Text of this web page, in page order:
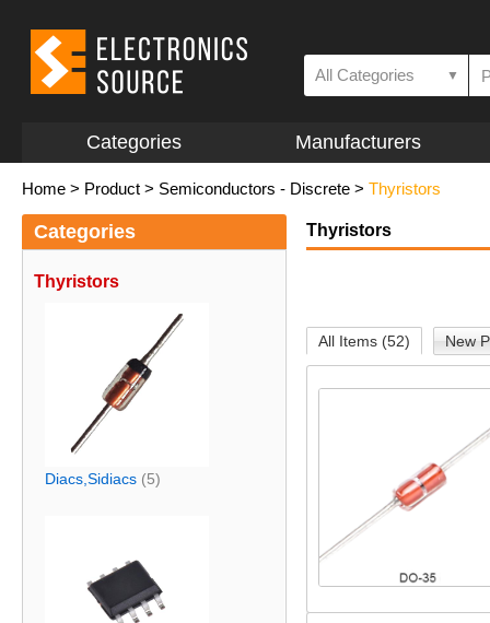
All Categories ▼
Categories Manufacturers
Home > Product > Semiconductors - Discrete > Thyristors
Categories
Thyristors
Diacs,Sidiacs (5)
Thyristors
All Items (52) New